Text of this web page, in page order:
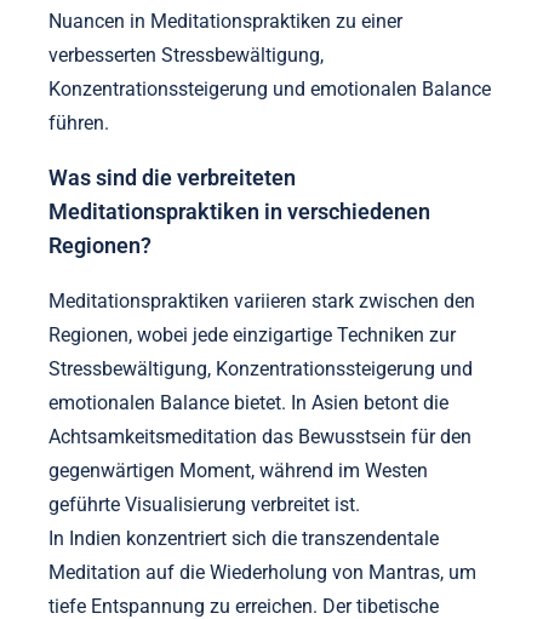
Nuancen in Meditationspraktiken zu einer
verbesserten Stressbewältigung,
Konzentrationssteigerung und emotionalen Balance
führen.
Was sind die verbreiteten
Meditationspraktiken in verschiedenen
Regionen?
Meditationspraktiken variieren stark zwischen den
Regionen, wobei jede einzigartige Techniken zur
Stressbewältigung, Konzentrationssteigerung und
emotionalen Balance bietet. In Asien betont die
Achtsamkeitsmeditation das Bewusstsein für den
gegenwärtigen Moment, während im Westen
geführte Visualisierung verbreitet ist.
In Indien konzentriert sich die transzendentale
Meditation auf die Wiederholung von Mantras, um
tiefe Entspannung zu erreichen. Der tibetische